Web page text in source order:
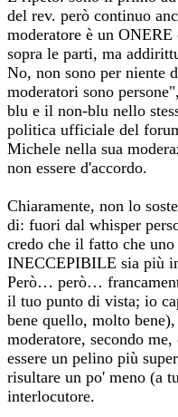
del rev. però continuo
moderatore è un ONERE
sopra le parti, ma
No, non sono per niente
moderatori sono
blu e il non-blu nello
politica ufficiale del
Michele nella sua
non essere d'accordo.
Chiaramente, non lo
di: fuori dal whisper
credo che il fatto che
INECCEPIBILE sia più
Però… però…
il tuo punto di vista; io
bene quello, molto
moderatore, secondo
essere un pelino più
risultare un po' meno (a
interlocutore.